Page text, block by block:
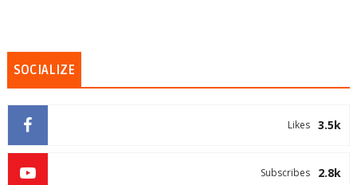
SOCIALIZE
3.5k
Likes
2.8k
Subscribes